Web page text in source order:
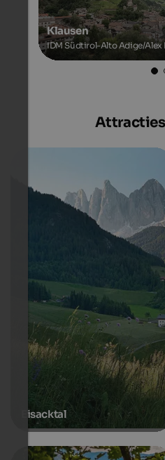
Klausen
IDM Südtirol-Alto Adige/Alex
Attracties
Eisacktal